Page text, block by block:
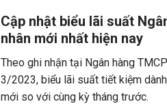
Cập nhật biểu lãi suất
nhân mới nhất hiện nay
Theo ghi nhận tại Ngân hàng
3/2023, biểu lãi suất tiết kiệm
mới so với cùng kỳ tháng trước.